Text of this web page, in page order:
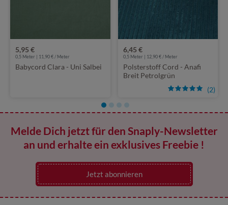
5,95 €
0,5 Meter | 11,90 € / Meter
Babycord Clara - Uni Salbei
(2)
6,45 €
0,5 Meter | 12,90 € / Meter
Polsterstoff Cord - Anafi
Breit Petrolgrün
Melde Dich jetzt für den Snaply-Newsletter
an und erhalte ein exklusives Freebie !
Jetzt abonnieren